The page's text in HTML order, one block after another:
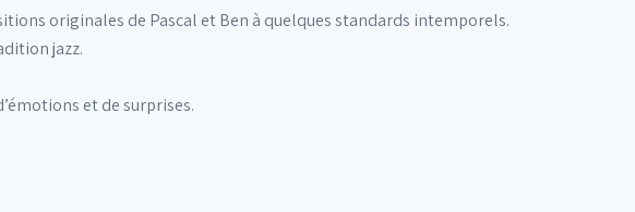
originales de Pascal et Ben à quelques standards intemporels.
jazz.
et de surprises.